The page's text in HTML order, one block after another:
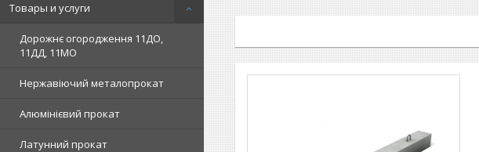
Товары и услуги
Дорожнє огородження 11ДО,
11ДД, 11МО
Нержавіючий металопрокат
Алюмінієвий прокат
Латунний прокат